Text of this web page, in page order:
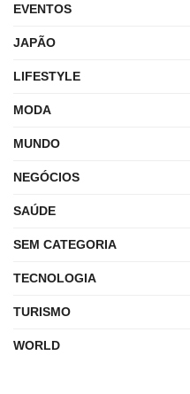
EVENTOS
JAPÃO
LIFESTYLE
MODA
MUNDO
NEGÓCIOS
SAÚDE
SEM CATEGORIA
TECNOLOGIA
TURISMO
WORLD